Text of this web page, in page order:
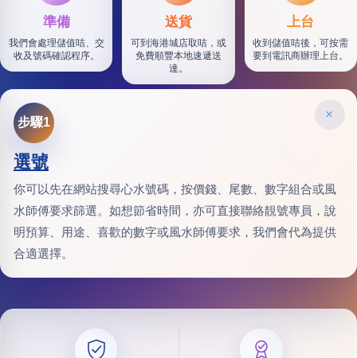
準備
我們會處理儲值咭、交
收及號碼確認程序。
送貨
可到海港城店取咭，或
免費順豐本地速遞送
達。
上台
收到儲值咭後，可按需
要到電訊商辦理上台。
×
步驟1
選號
你可以先在網站搜尋心水號碼，按價錢、尾數、數字組合或風
水師傅要求篩選。如想節省時間，亦可直接聯絡靚號專員，說
明預算、用途、喜歡的數字或風水師傅要求，我們會代為提供
合適選擇。